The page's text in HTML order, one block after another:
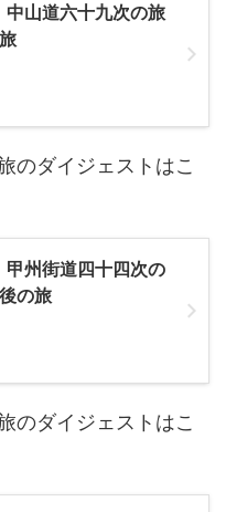
山道六十九次の旅
のダイジェストはこ
州街道四十四次の
の旅
のダイジェストはこ